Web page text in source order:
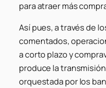
para atraer más
Así pues, a través de
comentados,
a corto plazo y
produce la
orquestada por los